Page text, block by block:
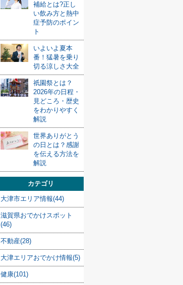
補給とは?正し
い飲み方と熱中
症予防のポイン
ト
いよいよ夏本
番！猛暑を乗り
切る涼しさ大全
祇園祭とは？
2026年の日程・
見どころ・歴史
をわかりやすく
解説
世界ありがとう
の日とは？感謝
を伝える方法を
解説
カテゴリ
大津市エリア情報(44)
滋賀県おでかけスポット
(46)
不動産(28)
大津エリアおでかけ情報(5)
健康(101)